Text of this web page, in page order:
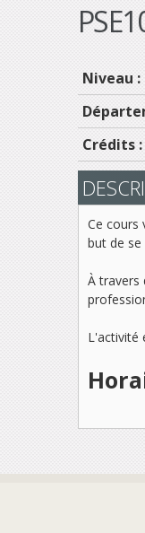
Niveau :
Crédits :
Ce cours
but de
À travers
L'activité